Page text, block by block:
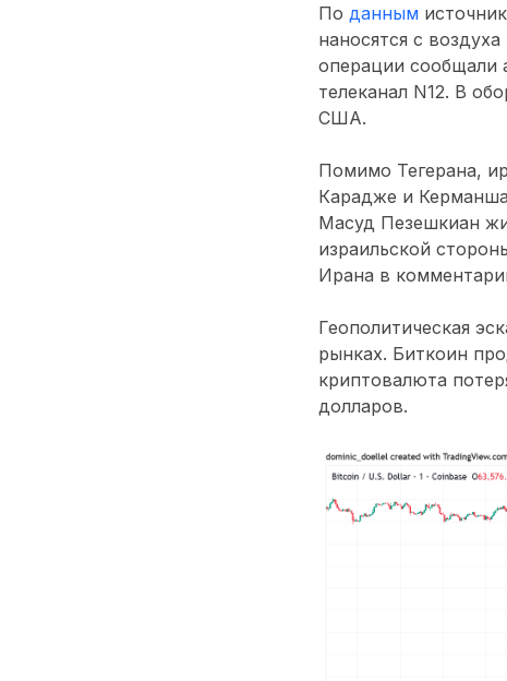
По данным
наносятся с
операции сообщали
телеканал N12. В
США.
Помимо Тегерана,
Карадже и
Масуд Пезешкиан
израильской
Ирана в
Геополитическая
рынках. Биткоин
криптовалюта
долларов.